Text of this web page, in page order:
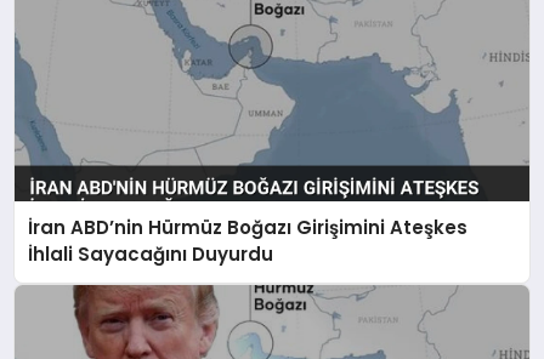
İran ABD’nin Hürmüz Boğazı Girişimini Ateşkes
İhlali Sayacağını Duyurdu